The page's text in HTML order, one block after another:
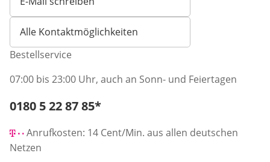
Öffnet E-Mail-Client
Alle Kontaktmöglichkeiten
Bestellservice
07:00 bis 23:00 Uhr, auch an Sonn- und Feiertagen
Telefonnummer:
0180 5 22 87 85*
Anrufkosten: 14 Cent/Min. aus allen deutschen
Netzen